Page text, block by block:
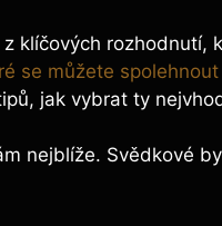
klíčových rozhodnutí,
se můžete spolehnout
jak vybrat ty
nejblíže. Svědkové